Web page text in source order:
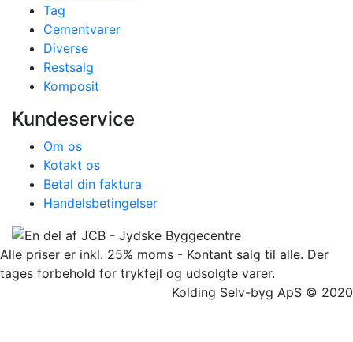
Tag
Cementvarer
Diverse
Restsalg
Komposit
Kundeservice
Om os
Kotakt os
Betal din faktura
Handelsbetingelser
Alle priser er inkl. 25% moms - Kontant salg til alle. Der
tages forbehold for trykfejl og udsolgte varer.
Kolding Selv-byg ApS © 2020